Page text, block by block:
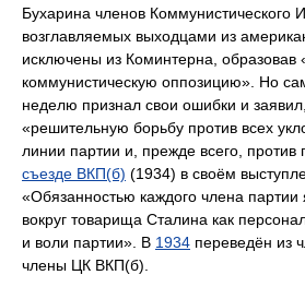
Бухарина членов Коммунистического
возглавляемых выходцами из
исключены из Коминтерна,
коммунистическую оппозицию». Но
неделю признал свои ошибки и
«решительную борьбу против всех
линии партии и, прежде всего, против
съезде ВКП(б) (1934) в своём
«Обязанностью каждого члена партии
вокруг товарища Сталина как
и воли партии». В 1934 переведён из
члены ЦК ВКП(б).